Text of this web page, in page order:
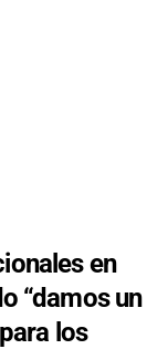
en
“damos un
los